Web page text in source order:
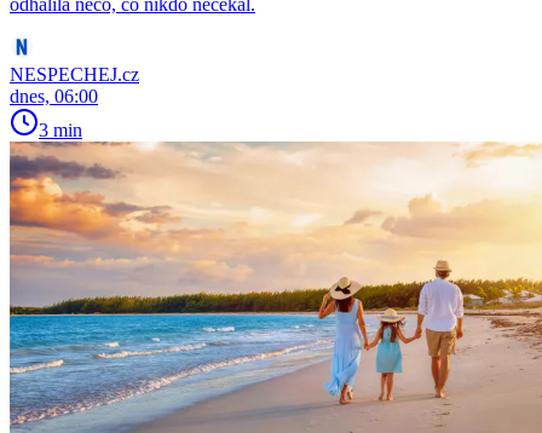
odhalila něco, co nikdo nečekal.
NESPECHEJ.cz
dnes, 06:00
3 min